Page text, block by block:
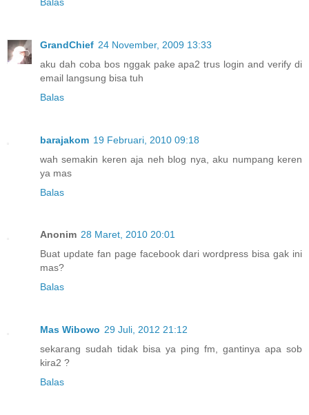
GrandChief 24 November, 2009 13:33
aku dah coba bos nggak pake apa2 trus login and verify di
email langsung bisa tuh
Balas
barajakom 19 Februari, 2010 09:18
wah semakin keren aja neh blog nya, aku numpang keren
ya mas
Balas
Anonim 28 Maret, 2010 20:01
Buat update fan page facebook dari wordpress bisa gak ini
mas?
Balas
Mas Wibowo 29 Juli, 2012 21:12
sekarang sudah tidak bisa ya ping fm, gantinya apa sob
kira2 ?
Balas